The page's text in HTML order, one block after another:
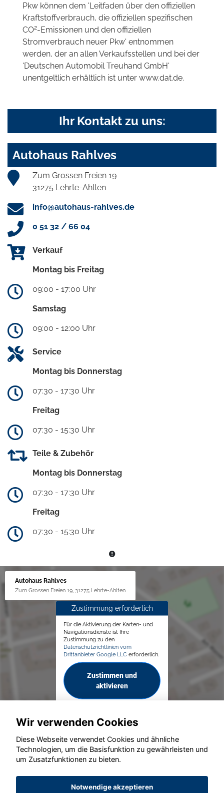
Pkw können dem 'Leitfaden über den offiziellen
Kraftstoffverbrauch, die offiziellen spezifischen
CO2-Emissionen und den offiziellen
Stromverbrauch neuer Pkw' entnommen
werden, der an allen Verkaufsstellen und bei der
'Deutschen Automobil Treuhand GmbH'
unentgeltlich erhältlich ist unter www.dat.de.
Ihr Kontakt zu uns:
Autohaus Rahlves
Zum Grossen Freien 19
31275 Lehrte-Ahlten
info@autohaus-rahlves.de
0 51 32 / 66 04
Verkauf
Montag bis Freitag
09:00 - 17:00 Uhr
Samstag
09:00 - 12:00 Uhr
Service
Montag bis Donnerstag
07:30 - 17:30 Uhr
Freitag
07:30 - 15:30 Uhr
Teile & Zubehör
Montag bis Donnerstag
07:30 - 17:30 Uhr
Freitag
07:30 - 15:30 Uhr
Autohaus Rahlves
Zum Grossen Freien 19, 31275 Lehrte-Ahlten
Zustimmung erforderlich
Für die Aktivierung der Karten- und
Navigationsdienste ist Ihre
Zustimmung zu den
Datenschutzrichtlinien vom
Drittanbieter Google LLC erforderlich.
Zustimmen und
aktivieren
© konjunkturmotor.de GmbH 2020 - 2026
Wir verwenden Cookies
Diese Webseite verwendet Cookies und ähnliche
Technologien, um die Basisfunktion zu gewährleisten und
um Zusatzfunktionen zu bieten.
Notwendige akzeptieren